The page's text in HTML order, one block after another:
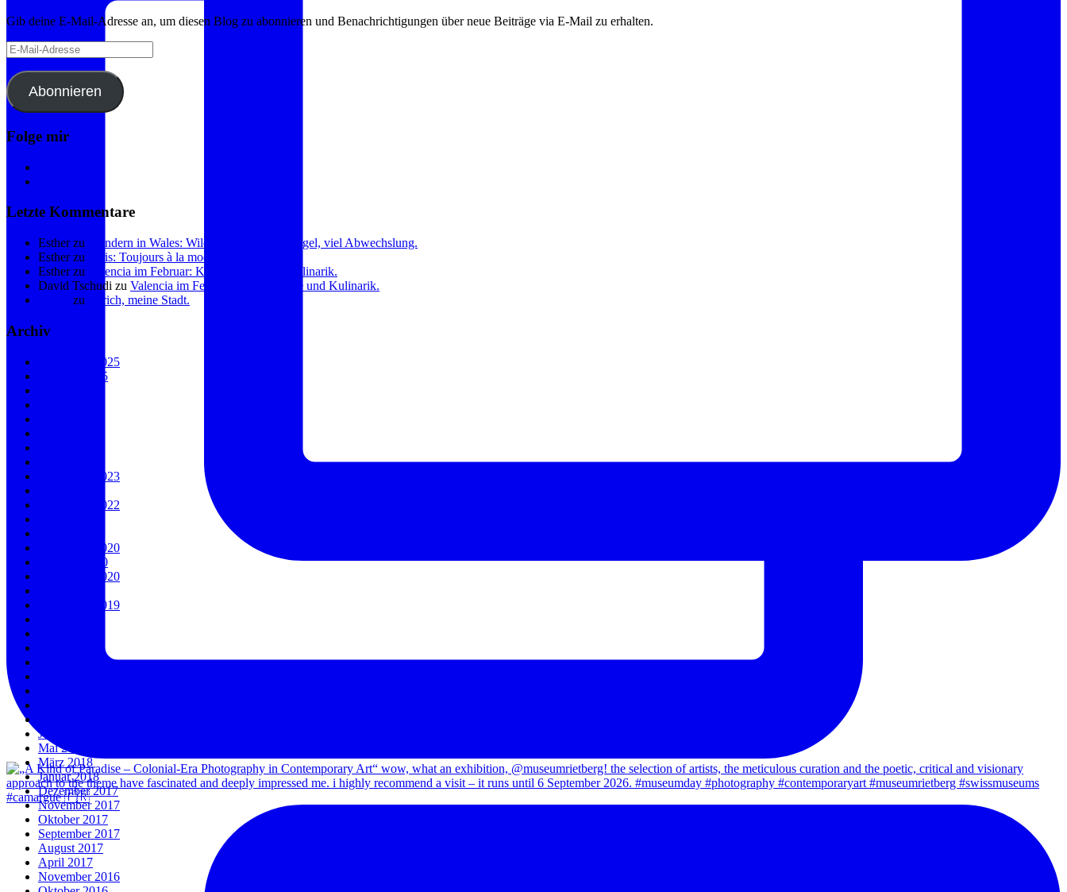
#camargue 🇫🇷
Gib deine E-Mail-Adresse an, um diesen Blog zu abonnieren und Benachrichtigungen über neue Beiträge via E-Mail zu erhalten.
E-
Mail-
Adresse
Abonnieren
Folge mir
Letzte Kommentare
Estherzu
Wandern in Wales: Wilde Küste, sanfte Hügel, viel Abwechslung.
Estherzu
Paris: Toujours à la mode.
Estherzu
Valencia im Februar: Kunst, Küste und Kulinarik.
David Tschudi zu Valencia im Februar: Kunst, Küste und Kulinarik.
zu Zürich, meine Stadt.
Archiv
November 2025
Oktober 2025
September 2023
November 2022
November 2020
Oktober 2020
September 2020
September 2019
Juni 2018
Mai 2018
März 2018
Januar 2018
Dezember 2017
November 2017
Oktober 2017
September 2017
August 2017
April 2017
November 2016